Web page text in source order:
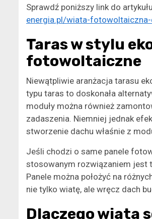
Sprawdź poniższy link do
energia.pl/wiata-
Taras w stylu
fotowoltaiczne
Niewątpliwie aranżacja tarasu
typu taras to doskonała
moduły można również
zadaszenia. Niemniej jednak
stworzenie dachu właśnie z
Jeśli chodzi o same panele
stosowanym rozwiązaniem jest
Panele można położyć na
nie tylko wiatę, ale wręcz dach
Dlaczego wiata